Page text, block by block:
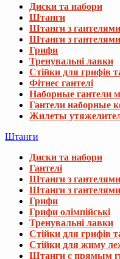
Диски та набори
Штанги
Штанги з гантелями
Штанги з
Грифи
Тренувальні лавки
Стійки для грифів
Фітнес гантелі
Наборные гантели
Гантели наборные
Жилеты
Штанги
Диски та набори
Гантелі
Штанги з гантелями
Штанги з
Грифи
Грифи олімпійські
Тренувальні лавки
Стійки для грифів
Стійки для жиму
Штанги с прямым